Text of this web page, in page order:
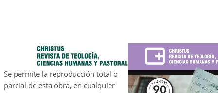
Se permite la reproducción total o
parcial de esta obra, en cualquier